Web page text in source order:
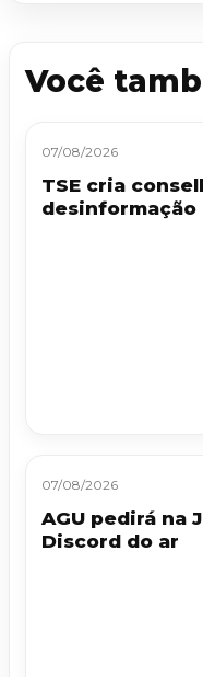
Você
07/08/2026
TSE cria
desinformação
07/08/2026
AGU pedirá na
Discord do ar